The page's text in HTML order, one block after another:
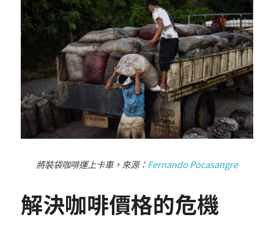
將裝袋咖啡運上卡車，來源：Fernando Pocasangre
解決咖啡價格的危機